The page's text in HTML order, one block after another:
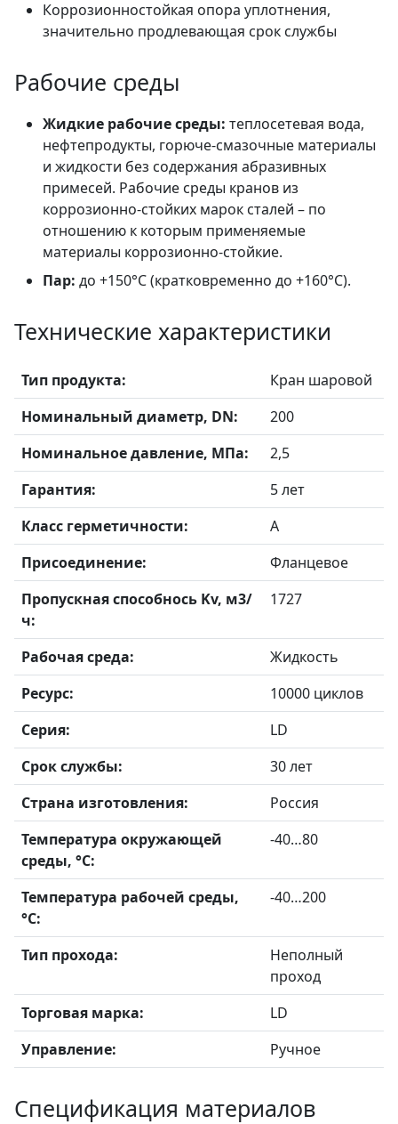
Коррозионностойкая опора уплотнения,
значительно продлевающая срок службы
Рабочие среды
Жидкие рабочие среды: теплосетевая вода,
нефтепродукты, горюче-смазочные материалы
и жидкости без содержания абразивных
примесей. Рабочие среды кранов из
коррозионно-стойких марок сталей – по
отношению к которым применяемые
материалы коррозионно-стойкие.
Пар: до +150°C (кратковременно до +160°C).
Технические характеристики
Тип продукта:
Кран шаровой
Номинальный диаметр, DN:
200
Номинальное давление, МПа:
2,5
Гарантия:
5 лет
Класс герметичности:
А
Присоединение:
Фланцевое
Пропускная способнось Kv, м3/
ч:
1727
Рабочая среда:
Жидкость
Ресурс:
10000 циклов
Серия:
LD
Срок службы:
30 лет
Страна изготовления:
Россия
Температура окружающей
среды, °С:
-40…80
Температура рабочей среды,
°С:
-40…200
Тип прохода:
Неполный
проход
Торговая марка:
LD
Управление:
Ручное
Спецификация материалов